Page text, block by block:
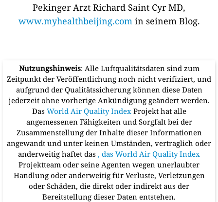
Pekinger Arzt Richard Saint Cyr MD,
www.myhealthbeijing.comin seinem Blog.
Nutzungshinweis: Alle Luftqualitätsdaten sind zum
Zeitpunkt der Veröffentlichung noch nicht verifiziert, und
aufgrund der Qualitätssicherung können diese Daten
jederzeit ohne vorherige Ankündigung geändert werden.
Das World Air Quality Index Projekt hat alle
angemessenen Fähigkeiten und Sorgfalt bei der
Zusammenstellung der Inhalte dieser Informationen
angewandt und unter keinen Umständen, vertraglich oder
anderweitig haftet das , das World Air Quality Index
Projektteam oder seine Agenten wegen unerlaubter
Handlung oder anderweitig für Verluste, Verletzungen
oder Schäden, die direkt oder indirekt aus der
Bereitstellung dieser Daten entstehen.